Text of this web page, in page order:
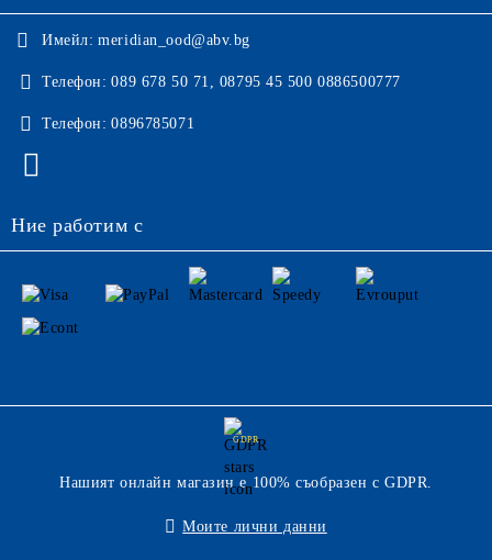
Имейл: meridian_ood@abv.bg
Телефон: 089 678 50 71, 08795 45 500 0886500777
Телефон: 0896785071
Ние работим с
GDPR
Нашият онлайн магазин е 100% съобразен с GDPR.
Моите лични данни